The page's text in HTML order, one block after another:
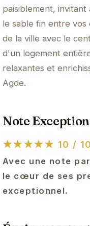
paisiblement,
le sable fin entre vos
de la ville avec le
d'un logement
relaxantes et
Agde.
Note
★★★★★ 10 /
Avec une note
le cœur de ses
exceptionnel.